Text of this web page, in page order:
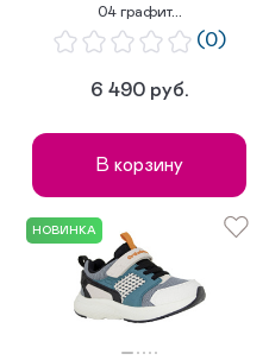
04 графит...
(0)
6 490 руб.
В корзину
НОВИНКА